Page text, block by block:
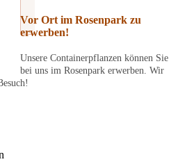
Vor Ort im Rosenpark zu
erwerben!
Unsere Containerpflanzen können Sie
bei uns im Rosenpark erwerben. Wir